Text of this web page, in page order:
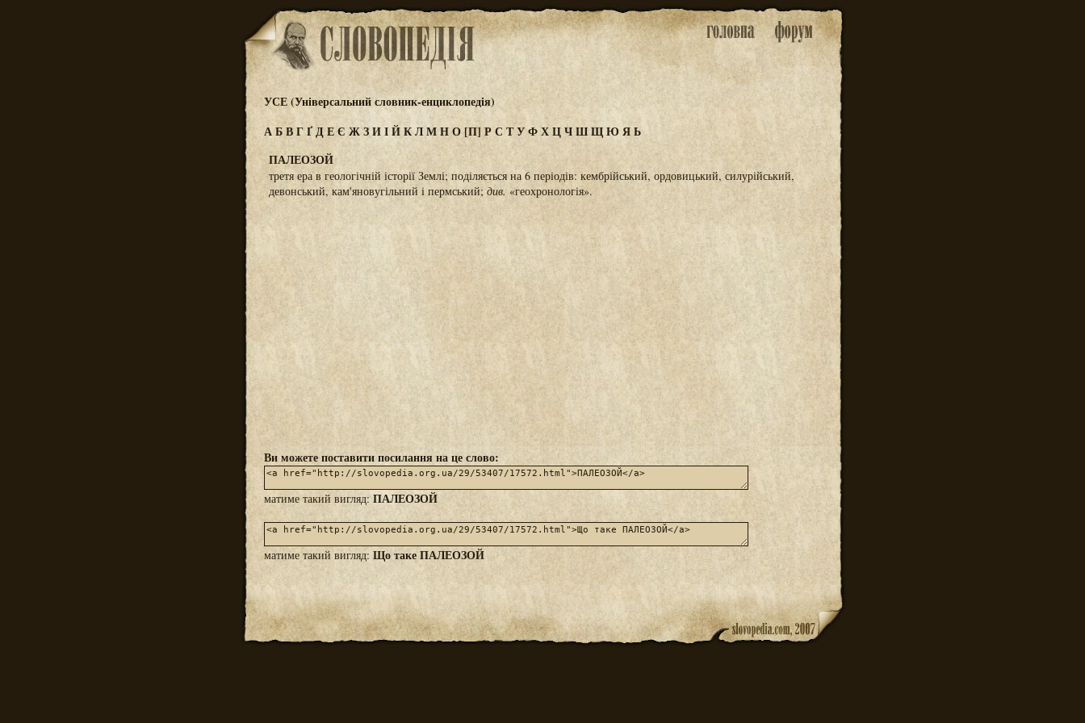
УСЕ (Універсальний словник-енциклопедія)
АБВГҐДЕЄ ЖЗИІЙКЛМНО[П] РС ТУФХЦЧШЩЮ ЯЬ
ПАЛЕОЗОЙ
третя ера в геологічній історії Землі; поділяється на 6 періодів: кембрійський, ордовицький, силурійський,
девонський, кам'яновугільний і пермський;див. «геохронологія».
Ви можете поставити посилання на це слово:
матиме такий вигляд:ПАЛЕОЗОЙ
матиме такий вигляд: Що таке ПАЛЕОЗОЙ